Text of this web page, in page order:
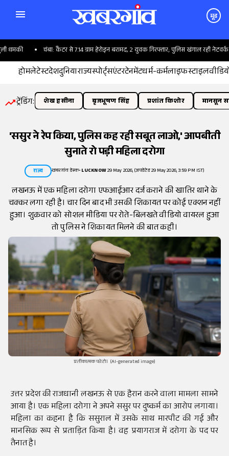
मूड
चंबा: कैंटर से 7.14 ग्राम हेरोइन बरामद, 2 युवक गिरफ्तार; पुलिस खंगाल रही नेटवर्क
होमलेटेस्टदेशदुनियाराज्यस्पोर्ट्सएंटरटेनमेंटधर्म-कर्मलाइफस्टाइल
ट्रेंडिंग: शेख हसीना बृजभूषण सिंह प्रशांत किशोर मानसून
'ससुर ने रेप किया, पुलिस कह रही सबूत लाओ,' आपबीती
सुनाते रो पड़ी महिला दरोगा
राज्य खबरगांव डेस्क•LUCKNOW29 May 2026, (अपडेटेड 29 May 2026, 3:59 PM IST)
लखनऊ में एक महिला दरोगा एफआईआर दर्ज कराने की खातिर थाने के
चक्कर लगा रही है। चार दिन बाद भी उसकी शिकायत पर कोई एक्शन नहीं
हुआ। शुक्रवार को सोशल मीडिया पर रोते-बिलखते वीडियो वायरल हुआ
तो पुलिस ने शिकायत मिलने की बात कही।
प्रतीकात्मक फोटो। (AI-generated image)
उत्तर प्रदेश की राजधानी लखनऊ से एक हैरान करने वाला मामला सामने
आया है। एक महिला दरोगा ने अपने ससुर पर दुष्कर्म का आरोप लगाया।
महिला का कहना है कि ससुराल में उसके साथ मारपीट की गई और
मानसिक रूप से प्रताड़ित किया है। वह प्रयागराज में दरोगा के पद पर
तैनात है।